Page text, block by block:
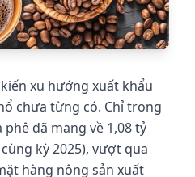
xu hướng xuất khẩu
chưa từng có. Chỉ trong
đã mang về 1,08 tỷ
kỳ 2025), vượt qua
hàng nông sản xuất